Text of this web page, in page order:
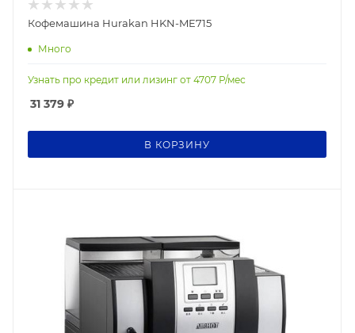
Кофемашина Hurakan HKN-ME715
Много
Узнать про кредит или лизинг от 4707 Р/мес
31 379 ₽
В КОРЗИНУ